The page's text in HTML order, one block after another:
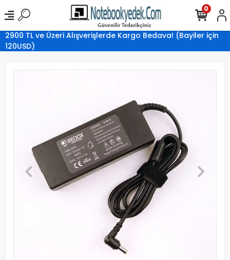
2900 TL ve Üzeri Alışverişlerde Kargo Bedava! (Bayiler için
120USD)
0